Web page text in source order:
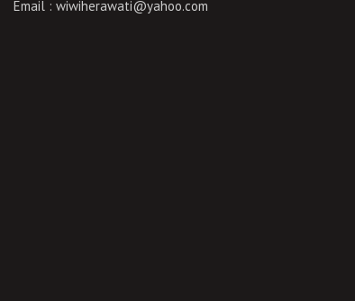
Email : wiwiherawati@yahoo.com